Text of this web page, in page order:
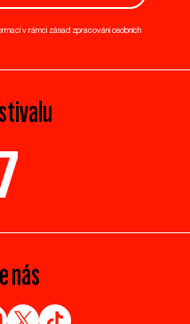
v rámci zásad zpracování osobních
nás